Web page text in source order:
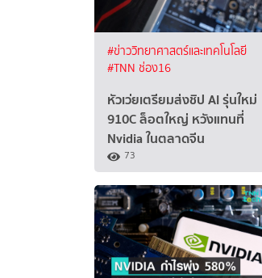
#ข่าววิทยาศาสตร์และเทคโนโลยี
#TNN ช่อง16
หัวเว่ยเตรียมส่งชิป AI รุ่นใหม่
910C ล็อตใหญ่ หวังแทนที่
Nvidia ในตลาดจีน
73